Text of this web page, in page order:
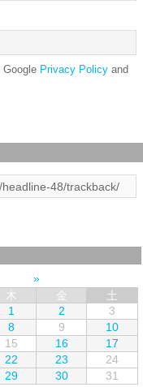
Privacy Policy and
木 金
土
1
2
3
8 9
10
15 16
17
22 23
24
29 30 31